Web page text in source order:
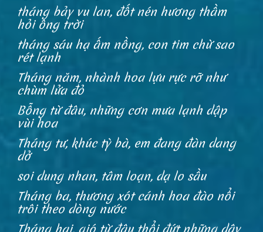
tháng bảy vu lan, đốt nén hương thầm
hỏi ông trời
tháng sáu hạ ấm nồng, con tim chừ sao
rét lạnh
Tháng năm, nhành hoa lựu rực rỡ như
chùm lửa đỏ
Bỗng từ đâu, những cơn mưa lạnh dập
vùi hoa
Tháng tư, khúc tỳ bà, em đang đàn dang
dở
soi dung nhan, tâm loạn, dạ lo sầu
Tháng ba, thương xót cánh hoa đào nổi
trôi theo dòng nước
Tháng hai, gió từ đâu thổi đứt những dây